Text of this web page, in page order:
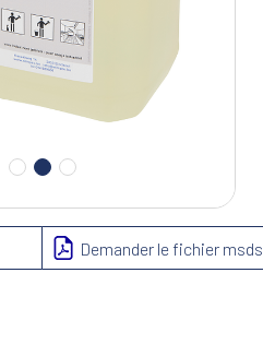
Demander le fichier msds